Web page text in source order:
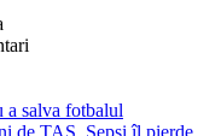
a salva fotbalul
de TAS. Sepsi îl pierde